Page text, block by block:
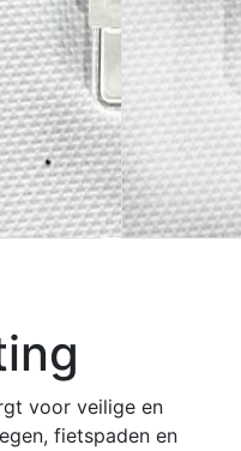
voor veilige en
fietspaden en